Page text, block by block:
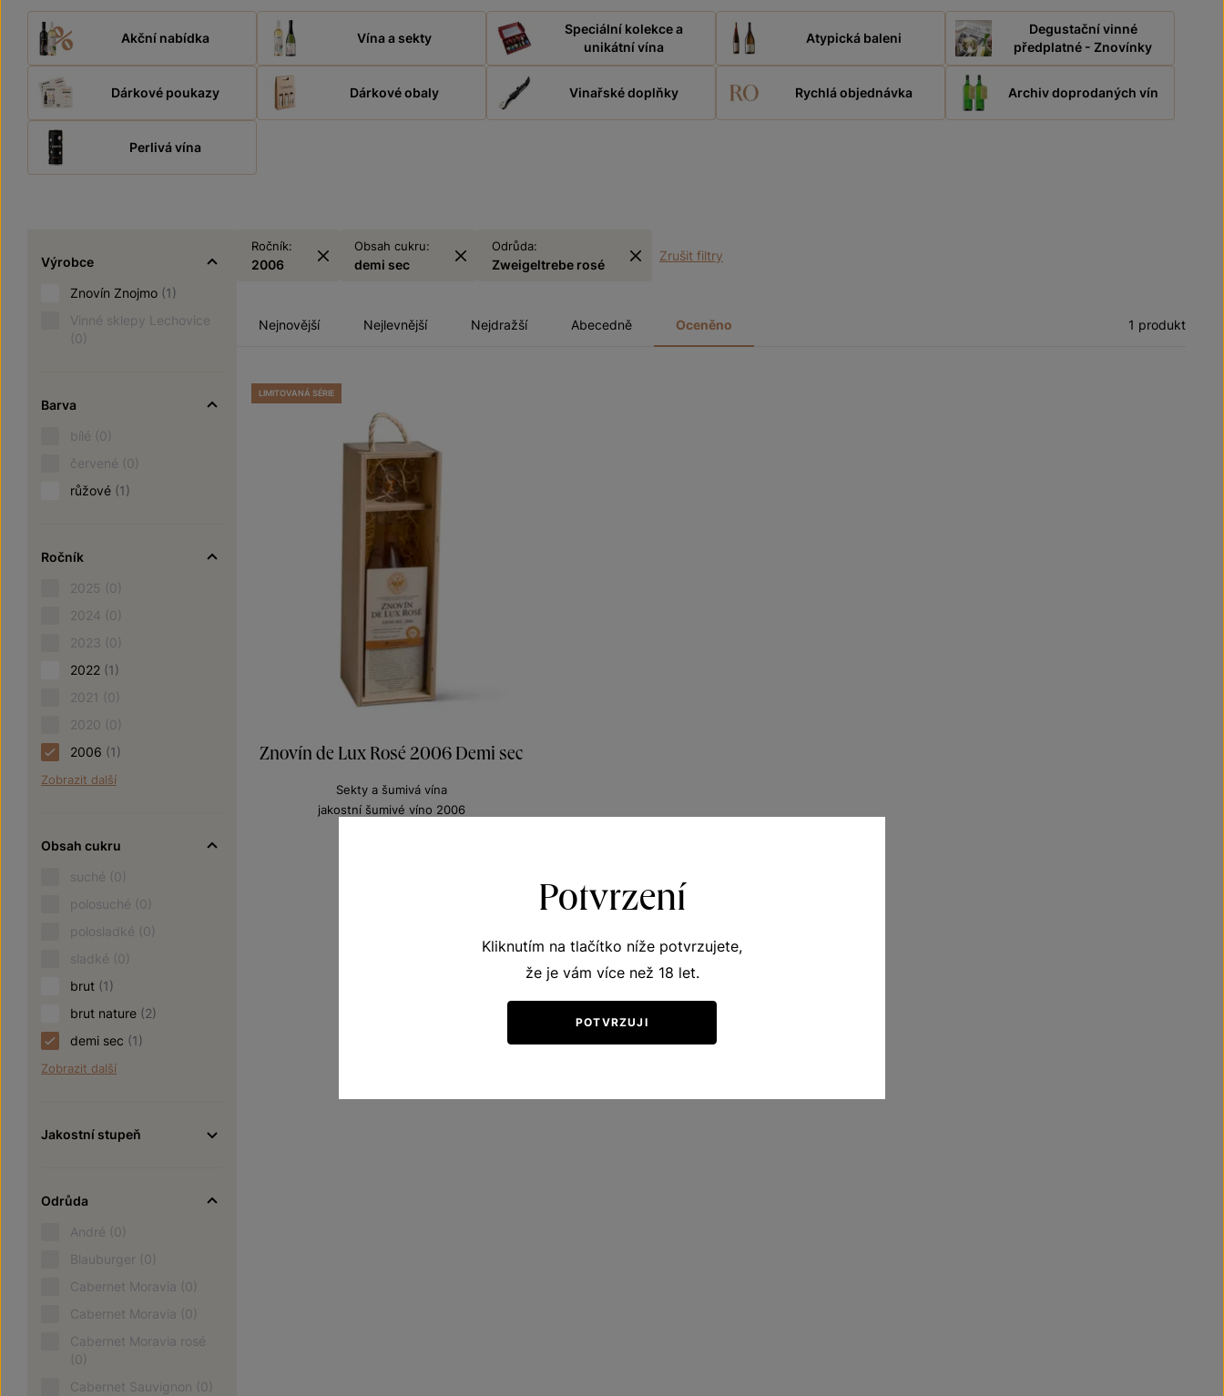
Akční nabídka Vína a sekty
Speciální kolekce a
unikátní vína
Atypická baleni
Degustační vinné
předplatné - Znovínky
Dárkové poukazy Dárkové obaly Vinařské doplňky Rychlá objednávka Archiv doprodaných vín
Perlivá vína
Výrobce
Znovín Znojmo (1)
Vinné sklepy Lechovice
(0)
Barva
bílé (0)
červené (0)
růžové (1)
Ročník
2025 (0)
2024 (0)
2023 (0)
2022 (1)
2021 (0)
2020 (0)
2006 (1)
Zobrazit další
Obsah cukru
suché (0)
polosuché (0)
polosladké (0)
sladké (0)
brut (1)
brut nature (2)
demi sec (1)
Zobrazit další
Jakostní stupeň
Odrůda
André (0)
Blauburger (0)
Cabernet Moravia (0)
Cabernet Moravia (0)
Cabernet Moravia rosé
(0)
Cabernet Sauvignon (0)
Ročník:
2006
Obsah cukru:
demi sec
Odrůda:
Zweigeltrebe rosé
Zrušit filtry
Nejnovější Nejlevnější Nejdražší Abecedně Oceněno 1 produkt
Znovín de Lux Rosé 2006 Demi sec
Sekty a šumivá vína
jakostní šumivé víno 2006
LIMITOVANÁ SÉRIE
Potvrzení
Kliknutím na tlačítko níže potvrzujete,
že je vám více než 18 let.
POTVRZUJI